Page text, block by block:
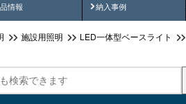
情報
品動画 納入事例
納入事例動画
施設用照明 LED一体型ベースライト